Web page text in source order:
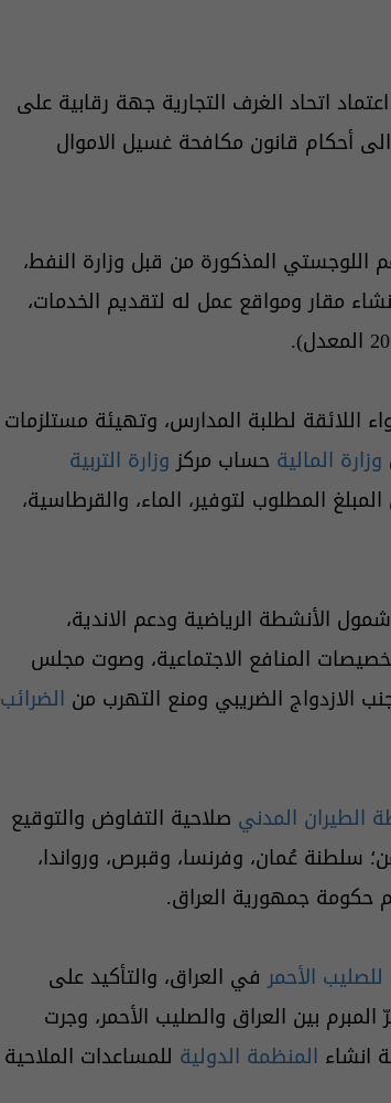
اتحاد الغرف التجارية جهة رقابية على
الى أحكام قانون مكافحة غسيل الاموال
اللوجستي المذكورة من قبل وزارة النفط،
مقار ومواقع عمل له لتقديم الخدمات،
اللائقة لطلبة المدارس، وتهيئة مستلزمات
وزارة المالية حساب مركزوزارة التربية
المطلوب لتوفير، الماء، والقرطاسية،
(169 لسنة 2023)، ليتضمن شمول الأنشطة الرياضية ودعم الاندية،
المنافع الاجتماعية، وصوت مجلس
الازدواج الضريبي ومنع التهرب من الضرائب
الطيران المدني صلاحية التفاوض والتوقيع
سلطنة عُمان، وفرنسا، وقبرص، ورواندا،
حكومة جمهورية العراق.
للصليب الأحمرفي العراق، والتأكيد على
بين العراق والصليب الأحمر، وجرت
انشاء المنظمة الدولية للمساعدات الملاحية